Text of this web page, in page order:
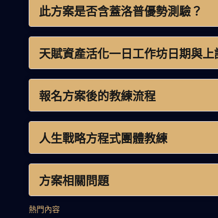
此方案是否含蓋洛普優勢測驗？
天賦資產活化一日工作坊日期與上
報名方案後的教練流程
人生戰略方程式團體教練
方案相關問題
熱門內容